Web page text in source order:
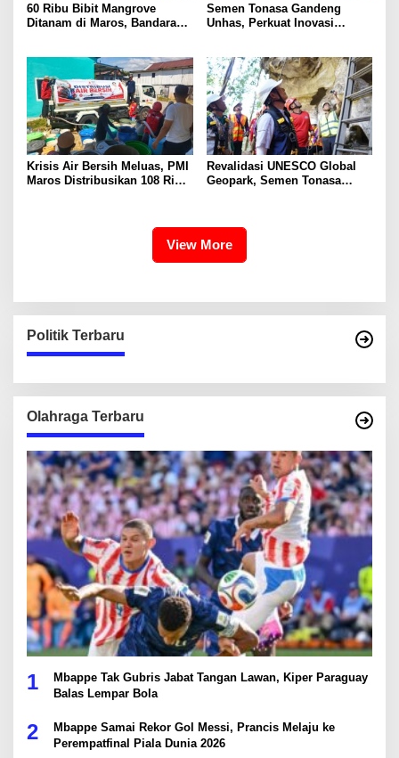
60 Ribu Bibit Mangrove
Ditanam di Maros, Bandara
Semen Tonasa Gandeng
Unhas, Perkuat Inovasi
Krisis Air Bersih Meluas, PMI
Maros Distribusikan 108 Ribu
Revalidasi UNESCO Global
Geopark, Semen Tonasa
View More
Politik Terbaru
Olahraga Terbaru
1
Mbappe Tak Gubris Jabat Tangan Lawan, Kiper Paraguay
Balas Lempar Bola
2
Mbappe Samai Rekor Gol Messi, Prancis Melaju ke
Perempatfinal Piala Dunia 2026